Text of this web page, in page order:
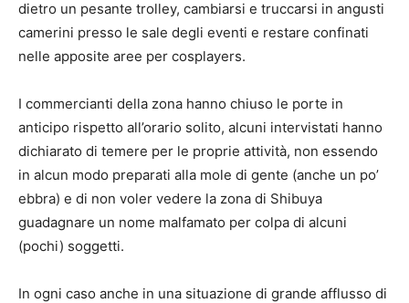
dietro un pesante trolley, cambiarsi e truccarsi in angusti
camerini presso le sale degli eventi e restare confinati
nelle apposite aree per cosplayers.
I commercianti della zona hanno chiuso le porte in
anticipo rispetto all’orario solito, alcuni intervistati hanno
dichiarato di temere per le proprie attività, non essendo
in alcun modo preparati alla mole di gente (anche un po’
ebbra) e di non voler vedere la zona di Shibuya
guadagnare un nome malfamato per colpa di alcuni
(pochi) soggetti.
In ogni caso anche in una situazione di grande afflusso di